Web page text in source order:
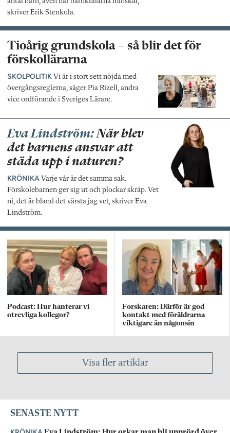
skriver Erik Stenkula.
Tioårig grundskola – så blir det för
förskollärarna
SKOLPOLITIK Vi är i stort sett nöjda med
övergångsreglerna, säger Pia Rizell, andra
vice ordförande i Sveriges Lärare.
Eva Lindström:När blev
det barnens ansvar att
städa upp i naturen?
KRÖNIKA Varje vår är det samma sak.
Förskolebarnen ger sig ut och plockar skräp. Vet
ni, det är bland det värsta jag vet, skriver Eva
Lindström.
Podcast: Hur hanterar vi
otrevliga kollegor?
Forskaren: Därför är god
kontakt med föräldrarna
viktigare än någonsin
Visa fler artiklar
SENASTE NYTT